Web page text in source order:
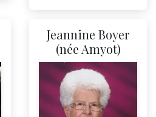
Jeannine Boyer
(née Amyot)